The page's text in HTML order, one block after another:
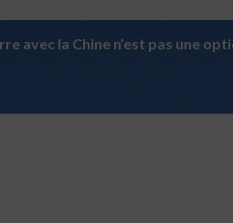
avec la Chine n’est pas une